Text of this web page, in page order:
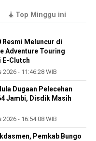
Top Minggu ini
Resmi Meluncur di
Adventure Touring
E-Clutch
- 11:46:28 WIB
Dugaan Pelecehan
Jambi, Disdik Masih
- 16:54:08 WIB
Pemkab Bungo